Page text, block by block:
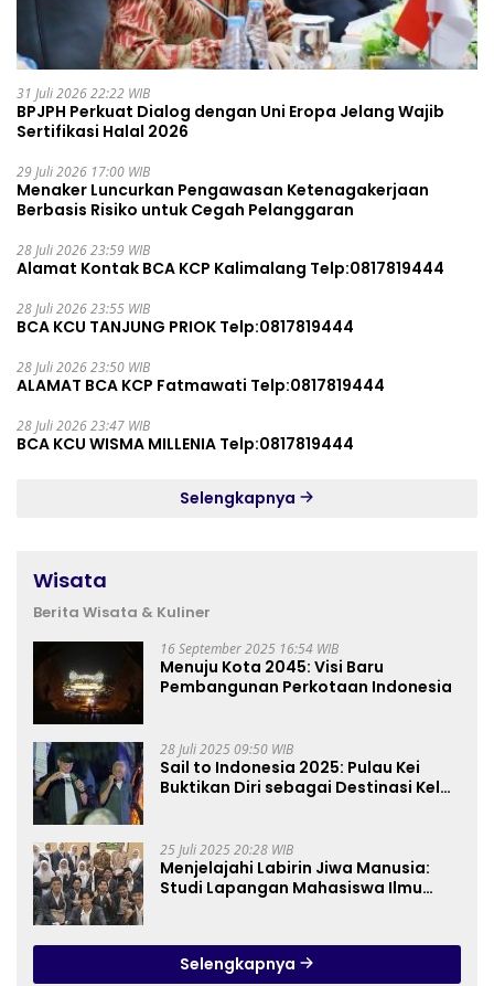
31 Juli 2026 22:22 WIB
BPJPH Perkuat Dialog dengan Uni Eropa Jelang Wajib
Sertifikasi Halal 2026
29 Juli 2026 17:00 WIB
Menaker Luncurkan Pengawasan Ketenagakerjaan
Berbasis Risiko untuk Cegah Pelanggaran
28 Juli 2026 23:59 WIB
Alamat Kontak BCA KCP Kalimalang Telp:0817819444
28 Juli 2026 23:55 WIB
BCA KCU TANJUNG PRIOK Telp:0817819444
28 Juli 2026 23:50 WIB
ALAMAT BCA KCP Fatmawati Telp:0817819444
28 Juli 2026 23:47 WIB
BCA KCU WISMA MILLENIA Telp:0817819444
Selengkapnya
Wisata
Berita Wisata & Kuliner
16 September 2025 16:54 WIB
Menuju Kota 2045: Visi Baru
Pembangunan Perkotaan Indonesia
28 Juli 2025 09:50 WIB
Sail to Indonesia 2025: Pulau Kei
Buktikan Diri sebagai Destinasi Kelas
25 Juli 2025 20:28 WIB
Menjelajahi Labirin Jiwa Manusia:
Studi Lapangan Mahasiswa Ilmu
Selengkapnya